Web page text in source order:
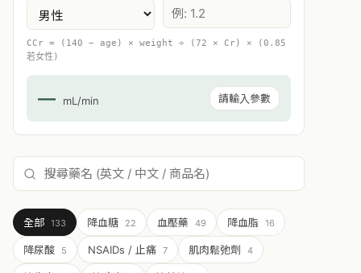
CCr = (140 − age) × weight ÷ (72 × Cr) × (0.85
若女性)
— mL/min 請輸入參數
全部 133 降血糖 22 血壓藥 49 降血脂 16
降尿酸 5 NSAIDs / 止痛 7 肌肉鬆弛劑 4